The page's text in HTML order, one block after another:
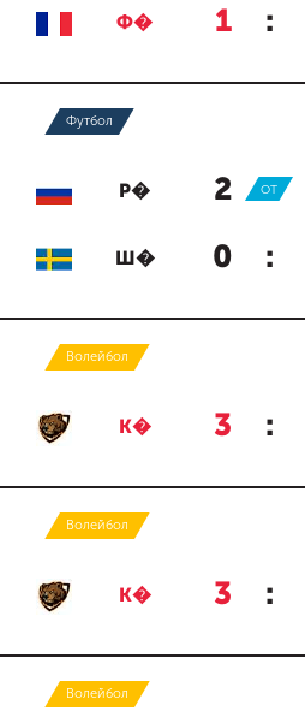
Ф� 1 :
Футбол
Р� 2 :
ОТ
Ш� 0 :
Волейбол
К� 3 :
Волейбол
К� 3 :
Волейбол